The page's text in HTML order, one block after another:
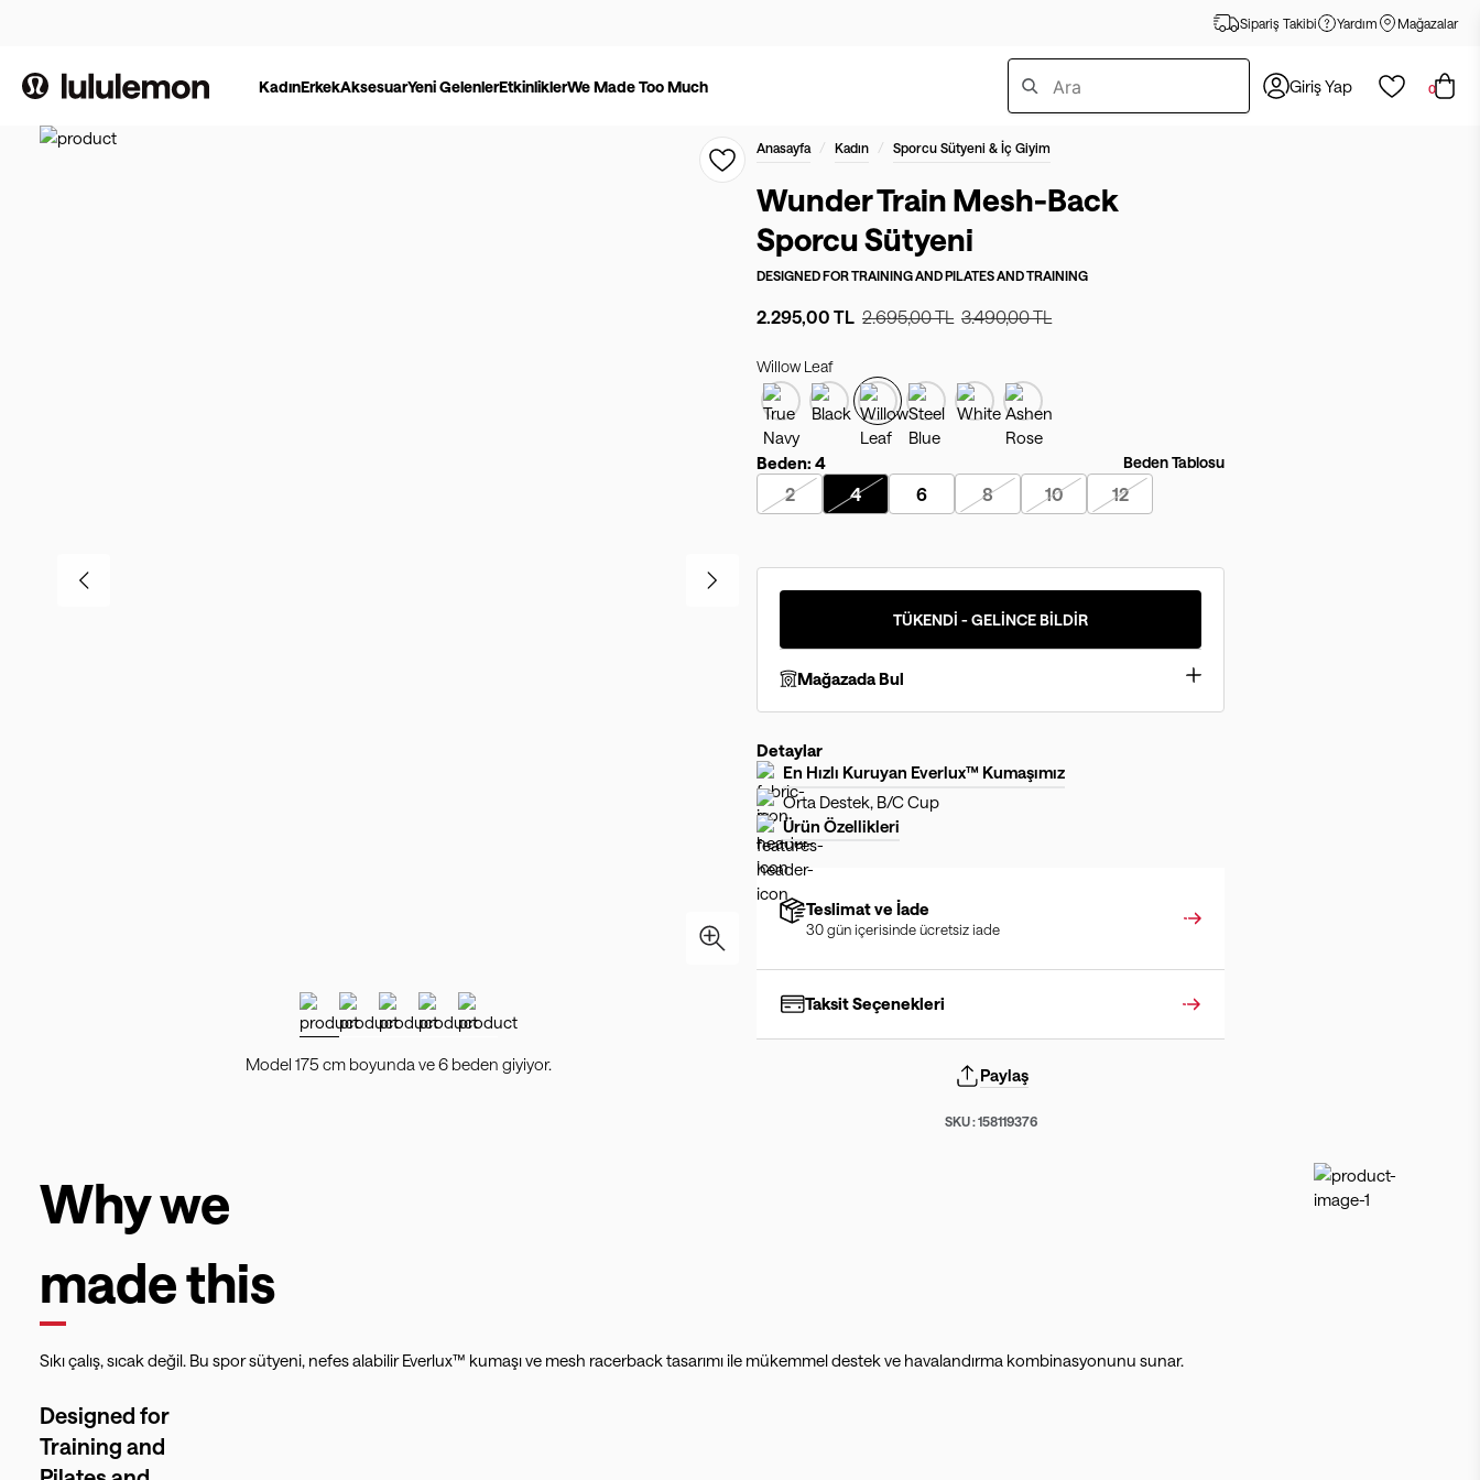
Sipariş Takibi Yardım Mağazalar
KadınErkekAksesuarYeni GelenlerEtkinliklerWe Made Too Much Giriş Yap 0
Model 175 cm boyunda ve 6 beden giyiyor.
Anasayfa / Kadın / Sporcu Sütyeni & İç Giyim
Wunder Train Mesh-Back
Sporcu Sütyeni
DESIGNED FORTRAINING AND PILATES AND TRAINING
2.295,00 TL 2.695,00 TL 3.490,00 TL
Willow Leaf
Beden: 4 Beden Tablosu
2 4 6 8 10 12
TÜKENDİ - GELİNCE BİLDİR
Mağazada Bul
Detaylar
En Hızlı Kuruyan Everlux™ Kumaşımız
Orta Destek, B/C Cup
Ürün Özellikleri
Teslimat ve İade
30 gün içerisinde ücretsiz iade
Taksit Seçenekleri
Paylaş
SKU :158119376
Why we
made this
Sıkı çalış, sıcak değil. Bu spor sütyeni, nefes alabilir Everlux™ kumaşı ve mesh racerback tasarımı ile mükemmel destek ve havalandırma kombinasyonunu sunar.
Designed for
Training and